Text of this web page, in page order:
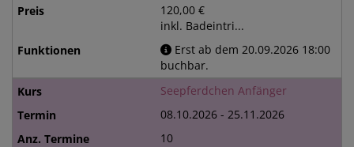
120,00 €
inkl. Badeintri...
Erst ab dem 20.09.2026 18:00
buchbar.
Seepferdchen Anfänger
08.10.2026 - 25.11.2026
10